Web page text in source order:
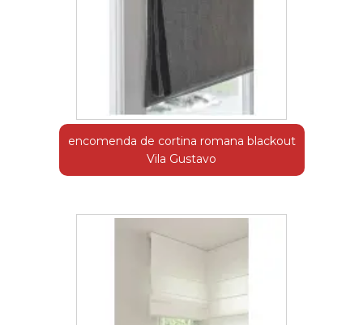
encomenda de cortina romana blackout
Vila Gustavo